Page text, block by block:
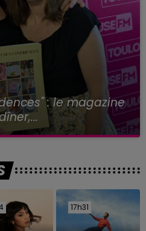
: le magazine
17h31
17h31